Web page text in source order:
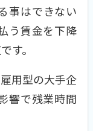
事はできない
う賃金を下降
す。
用型の大手企
響で残業時間